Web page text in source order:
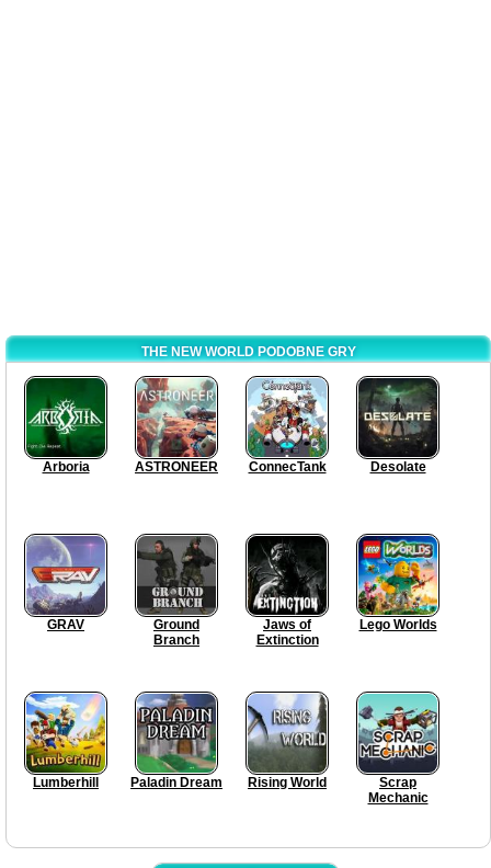
THE NEW WORLD PODOBNE GRY
Arboria ASTRONEER ConnecTank Desolate
GRAV
Ground
Branch
Jaws of
Extinction
Lego Worlds
Lumberhill Paladin Dream Rising World
Scrap
Mechanic